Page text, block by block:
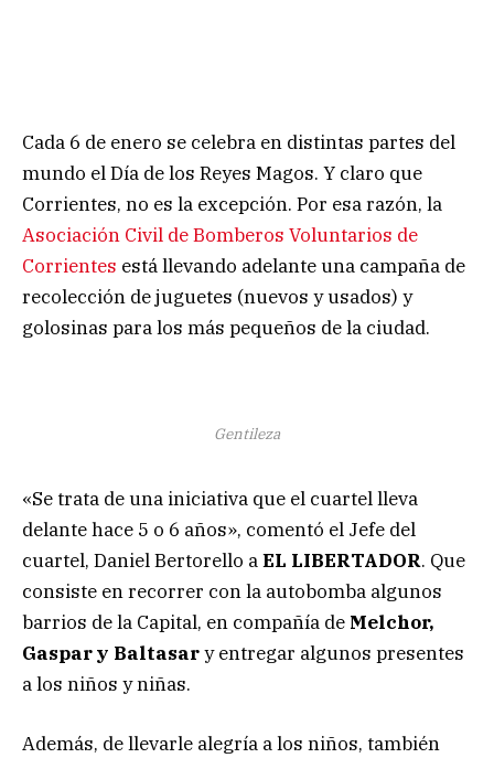
Cada 6 de enero se celebra en distintas partes del
mundo el Día de los Reyes Magos. Y claro que
Corrientes, no es la excepción. Por esa razón, la
Asociación Civil de Bomberos Voluntarios de
Corrientes está llevando adelante una campaña de
recolección de juguetes (nuevos y usados) y
golosinas para los más pequeños de la ciudad.
Gentileza
«Se trata de una iniciativa que el cuartel lleva
delante hace 5 o 6 años», comentó el Jefe del
cuartel, Daniel Bertorello aEL LIBERTADOR. Que
consiste en recorrer con la autobomba algunos
barrios de la Capital, en compañía de Melchor,
Gaspar y Baltasary entregar algunos presentes
a los niños y niñas.
Además, de llevarle alegría a los niños, también